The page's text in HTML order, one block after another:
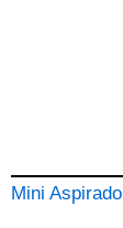
Mini